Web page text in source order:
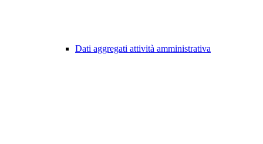
Dati aggregati attività amministrativa